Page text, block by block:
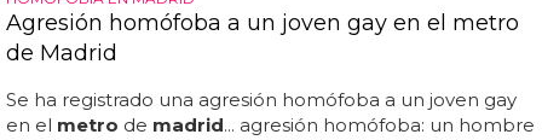
HOMOFOBIA EN MADRID
Ataque homófobo en el Metro de Madrid: un
vigilante agrede a un joven gay